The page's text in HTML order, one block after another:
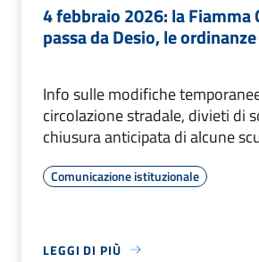
4 febbraio 2026: la Fiamma
passa da Desio, le ordinanze
Info sulle modifiche
circolazione stradale, divieti di
chiusura anticipata di alcune
Comunicazione istituzionale
LEGGI DI PIÙ